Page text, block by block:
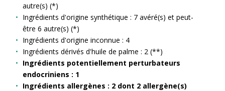
autre(s) (*)
Ingrédients d'origine synthétique : 7 avéré(s) et peut-
être 6 autre(s) (*)
Ingrédients d'origine inconnue : 4
Ingrédients dérivés d'huile de palme : 2 (**)
Ingrédients potentiellement perturbateurs
endocriniens : 1
Ingrédients allergènes : 2 dont 2 allergène(s)